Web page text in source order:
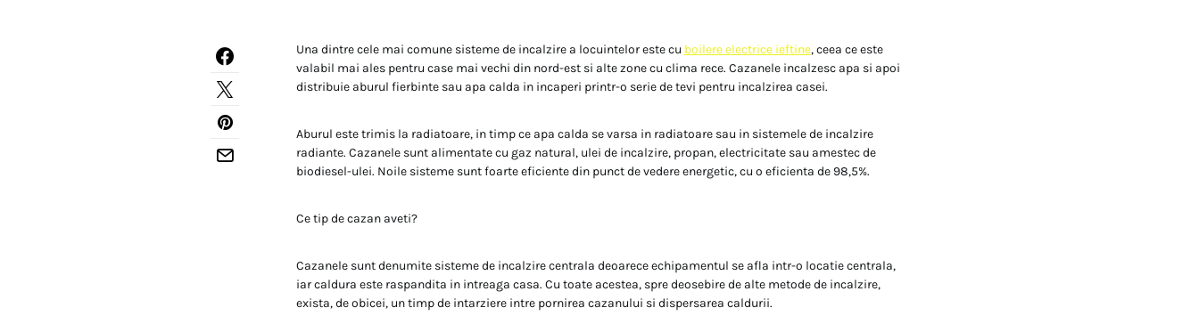
Una dintre cele mai comune sisteme de incalzire a locuintelor este cu boilere electrice ieftine, ceea ce este
valabil mai ales pentru case mai vechi din nord-est si alte zone cu clima rece. Cazanele incalzesc apa si apoi
distribuie aburul fierbinte sau apa calda in incaperi printr-o serie de tevi pentru incalzirea casei.
Aburul este trimis la radiatoare, in timp ce apa calda se varsa in radiatoare sau in sistemele de incalzire
radiante. Cazanele sunt alimentate cu gaz natural, ulei de incalzire, propan, electricitate sau amestec de
biodiesel-ulei. Noile sisteme sunt foarte eficiente din punct de vedere energetic, cu o eficienta de 98,5%.
Ce tip de cazan aveti?
Cazanele sunt denumite sisteme de incalzire centrala deoarece echipamentul se afla intr-o locatie centrala,
iar caldura este raspandita in intreaga casa. Cu toate acestea, spre deosebire de alte metode de incalzire,
exista, de obicei, un timp de intarziere intre pornirea cazanului si dispersarea caldurii.